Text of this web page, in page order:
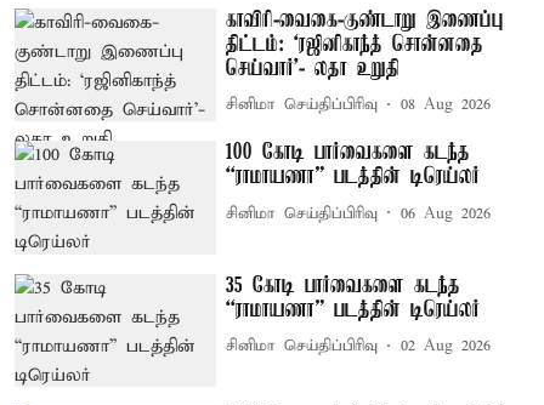
காவிரி-வைகை-குண்டாறு இணைப்பு
திட்டம்: ‘ரஜினிகாந்த் சொன்னதை
செய்வார்’- லதா உறுதி
சினிமா செய்திப்பிரிவு 08 Aug 2026
100 கோடி பார்வைகளை கடந்த
“ராமாயணா” படத்தின் டிரெய்லர்
சினிமா செய்திப்பிரிவு 06 Aug 2026
35 கோடி பார்வைகளை கடந்த
“ராமாயணா” படத்தின் டிரெய்லர்
சினிமா செய்திப்பிரிவு 02 Aug 2026